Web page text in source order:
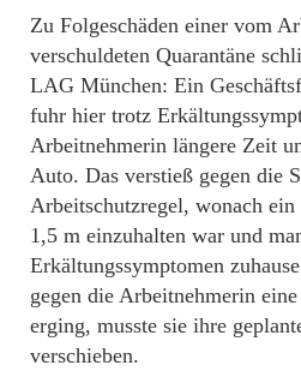
Zu Folgeschäden einer vom
verschuldeten Quarantäne
LAG München: Ein
fuhr hier trotz
Arbeitnehmerin längere Zeit
Auto. Das verstieß gegen die
Arbeitschutzregel, wonach ein
1,5 m einzuhalten war und
Erkältungssymptomen
gegen die Arbeitnehmerin
erging, musste sie ihre
verschieben.